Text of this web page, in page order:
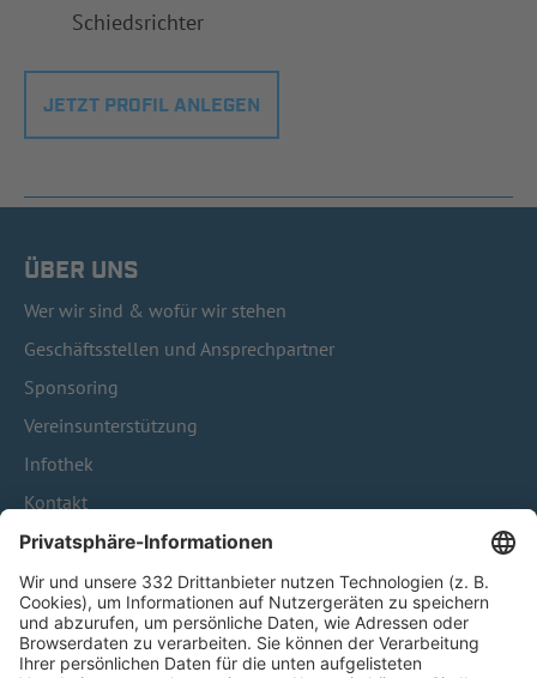
Schiedsrichter
JETZT PROFIL ANLEGEN
ÜBER UNS
Wer wir sind & wofür wir stehen
Geschäftsstellen und Ansprechpartner
Sponsoring
Vereinsunterstützung
Infothek
Kontakt
HÄUFIG BESUCHTE SEITEN
Pässe und Vereinswechsel
Trainerausbildung